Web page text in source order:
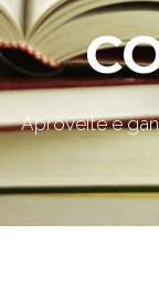
Aproveite e